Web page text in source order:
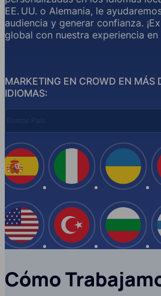
MARKETING EN CROWD EN MÁS
IDIOMAS:
EE. UU. o Alemania, le
audiencia y generar confianza.
global con nuestra experiencia
España
EE.UU
Italia
Turquía
Ucrania
Cómo